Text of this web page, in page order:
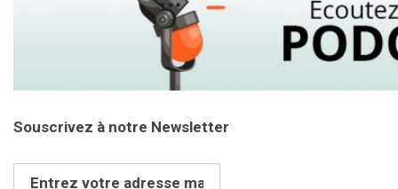
Souscrivez à notre Newsletter